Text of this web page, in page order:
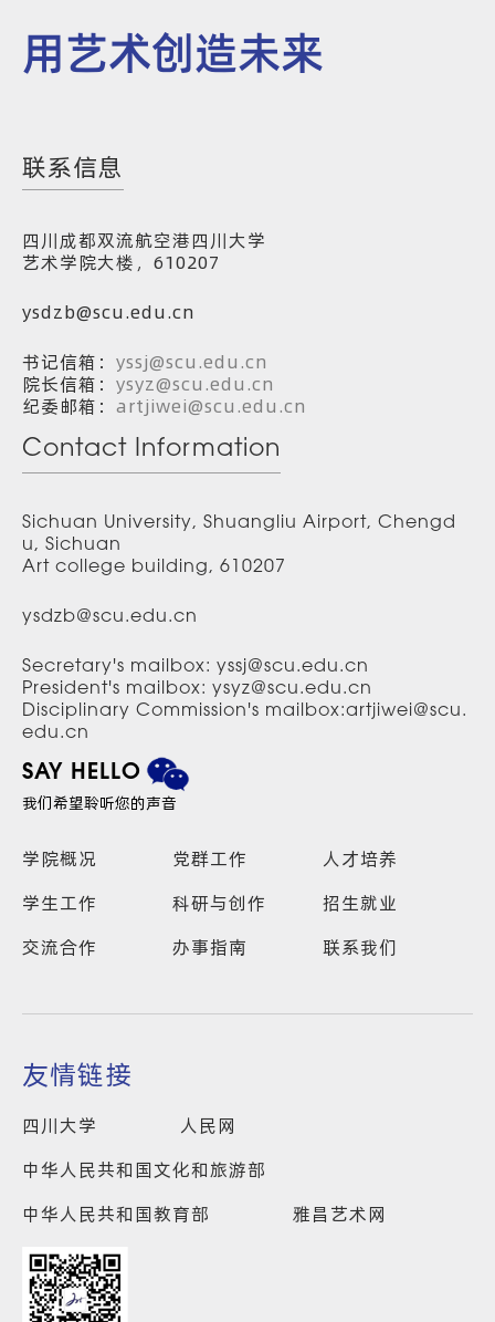
用艺术创造未来
联系信息
四川成都双流航空港四川大学
艺术学院大楼，610207
ysdzb@scu.edu.cn
书记信箱： yssj@scu.edu.cn
院长信箱： ysyz@scu.edu.cn
纪委邮箱： artjiwei@scu.edu.cn
Contact Information
Sichuan University, Shuangliu Airport, Chengd
u, Sichuan
Art college building, 610207
ysdzb@scu.edu.cn
Secretary's mailbox: yssj@scu.edu.cn
President's mailbox: ysyz@scu.edu.cn
Disciplinary Commission's mailbox:artjiwei@scu.
edu.cn
SAY HELLO
我们希望聆听您的声音
学院概况 党群工作
人才培养
学生工作
科研与创作
招生就业
交流合作
办事指南 联系我们
友情链接
四川大学
人民网
中华人民共和国文化和旅游部
中华人民共和国教育部
雅昌艺术网